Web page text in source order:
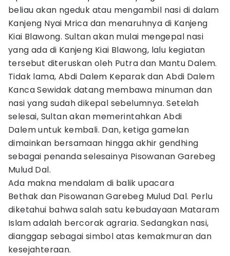
beliau akan ngeduk atau mengambil nasi di dalam
Kanjeng Nyai Mrica dan menaruhnya di Kanjeng
Kiai Blawong. Sultan akan mulai mengepal nasi
yang ada di Kanjeng Kiai Blawong, lalu kegiatan
tersebut diteruskan oleh Putra dan Mantu Dalem.
Tidak lama, Abdi Dalem Keparak dan Abdi Dalem
Kanca Sewidak datang membawa minuman dan
nasi yang sudah dikepal sebelumnya. Setelah
selesai, Sultan akan memerintahkan Abdi
Dalem untuk kembali. Dan, ketiga gamelan
dimainkan bersamaan hingga akhir gendhing
sebagai penanda selesainya Pisowanan Garebeg
Mulud Dal.
Ada makna mendalam di balik upacara
Bethak dan Pisowanan Garebeg Mulud Dal. Perlu
diketahui bahwa salah satu kebudayaan Mataram
Islam adalah bercorak agraria. Sedangkan nasi,
dianggap sebagai simbol atas kemakmuran dan
kesejahteraan.